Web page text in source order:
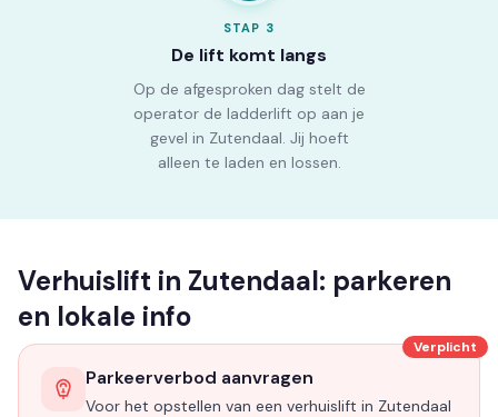
STAP 3
De lift komt langs
Op de afgesproken dag stelt de
operator de ladderlift op aan je
gevel in Zutendaal. Jij hoeft
alleen te laden en lossen.
Verhuislift in Zutendaal: parkeren
en lokale info
Verplicht
Parkeerverbod aanvragen
Voor het opstellen van een verhuislift in Zutendaal